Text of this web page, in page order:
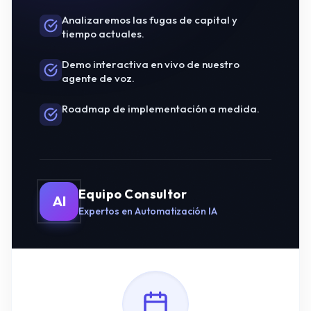
Analizaremos las fugas de capital y
tiempo actuales.
Demo interactiva en vivo de nuestro
agente de voz.
Roadmap de implementación a medida.
AI Equipo Consultor
Expertos en Automatización IA